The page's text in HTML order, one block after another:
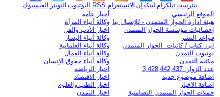
الفيسبوك التويتر اليوتيوب RSS الانستغرام لينكدإن تيلكرامبنترست
الموقع الرئيسي
هيئة ادارة الحوار المتمدن - للإتصال بنا
إحصائيات مؤسسة الحوار المتمدن
قواعد النشر
ابرز كتاب / كاتبات الحوار المتمدن
يوتيوب التمدن
مكتبة التمدن
عدد الزوار: 3,428,442,437
اضافة موضوع جديد
اضافة الاخبار
حملات الحوار المتمدن التضامنية
أخبار عامة
وكالة أنباء المرأة
اخبار الأدب والفن
وكالة أنباء اليسار
وكالة أنباء العلمانية
وكالة أنباء العمال
وكالة أنباء حقوق الإنسان
اخبار الرياضة
اخبار الاقتصاد
اخبار الطب والعلوم
اخبار التمدن